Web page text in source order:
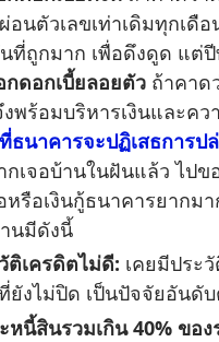
อนตัวเลขเท่าเดิมทุกเดื
ที่ถูกมาก เพื่อดึงดูด แต่ปี
กดอกเบี้ยลอยตัว ถ้าคาด
งพร้อมบริหารเงินและคว
ธนาคารจะปฏิเสธการป
บ้านในฝันแล้ว ไปขอกู้
หรือเงินกู้ธนาคารยากม
นมีดังนี้
ติเครดิตไม่ดี: เคยมีประ
ยังไม่ปิด เป็นปัจจัยอันดั
หนี้สินรวมเกิน 40% ของ